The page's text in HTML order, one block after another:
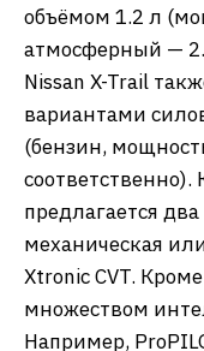
объёмом 1.2 л
атмосферный —
Nissan X-Trail
вариантами
(бензин,
предлагается
механическая
Xtronic CVT.
множеством
Например,